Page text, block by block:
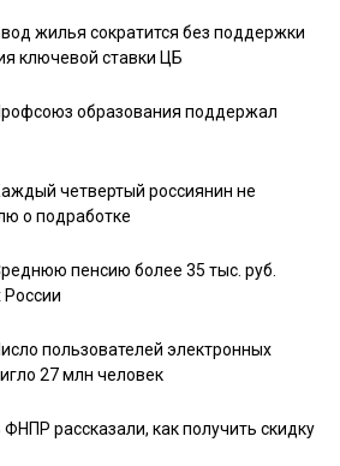
жилья сократится без поддержки
ключевой ставки ЦБ
образования поддержал
четвертый россиянин не
о подработке
пенсию более 35 тыс. руб.
России
пользователей электронных
27 млн человек
ФНПР рассказали, как получить скидку